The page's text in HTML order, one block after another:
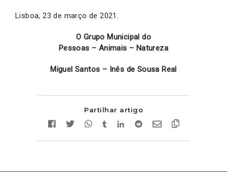
Lisboa, 23 de março de 2021.
O Grupo Municipal do
Pessoas – Animais – Natureza
Miguel Santos – Inês de Sousa Real
Partilhar artigo